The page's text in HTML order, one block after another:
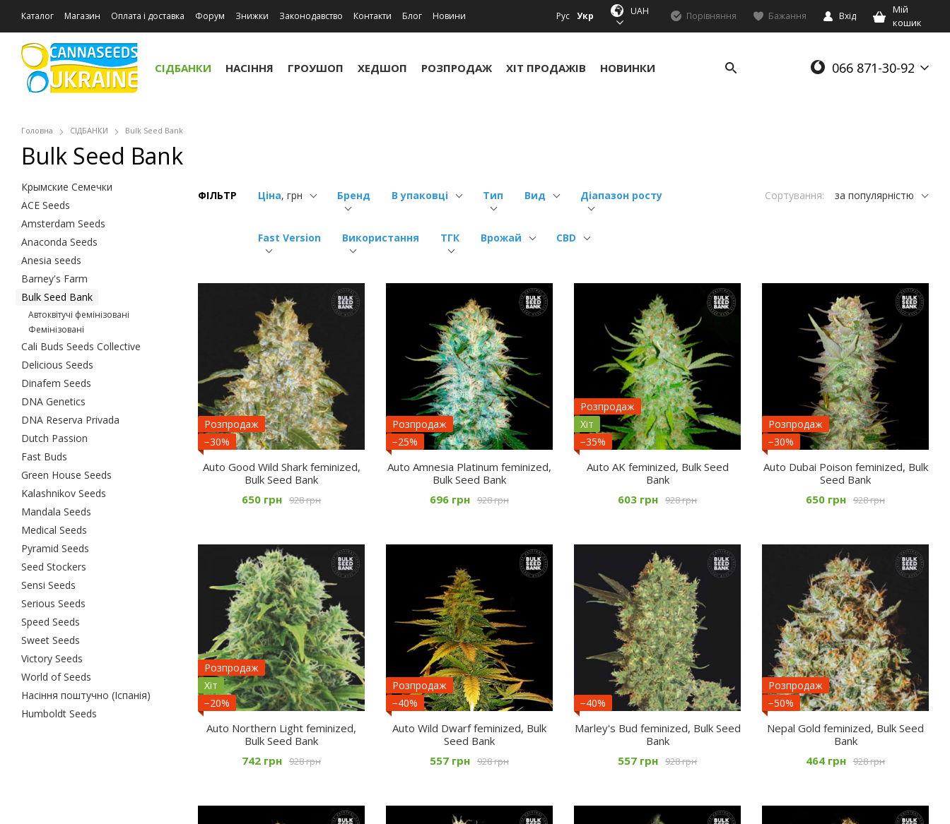
Каталог Магазин Оплата і доставка Форум Знижки Законодавство Контакти Блог
Новини
Рус Укр UAH Порівняння Бажання Вхід
Мій
кошик
СІДБАНКИ НАСІННЯ ГРОУШОП ХЕДШОП РОЗПРОДАЖ ХІТ ПРОДАЖІВ НОВИНКИ 066 871-30-92
Головна СІДБАНКИ Bulk Seed Bank
Bulk Seed Bank
ФІЛЬТР Ціна, грн Бренд В упаковці Тип Вид Діапазон росту
Fast Version Використання ТГК Врожай CBD
Сортування: за популярністю
Розпродаж
−30%
Auto Good Wild Shark feminized,
Bulk Seed Bank
928 грн
650 грн
Розпродаж
−25%
Auto Amnesia Platinum feminized,
Bulk Seed Bank
928 грн
696 грн
Розпродаж
Хіт
−35%
Auto AK feminized, Bulk Seed
Bank
928 грн
603 грн
Розпродаж
−30%
Auto Dubai Poison feminized, Bulk
Seed Bank
928 грн
650 грн
Розпродаж
Хіт
−20%
Auto Northern Light feminized,
Bulk Seed Bank
928 грн
742 грн
Розпродаж
−40%
Auto Wild Dwarf feminized, Bulk
Seed Bank
928 грн
557 грн
−40%
Marley's Bud feminized, Bulk Seed
Bank
928 грн
557 грн
Розпродаж
−50%
Nepal Gold feminized, Bulk Seed
Bank
928 грн
464 грн
Крымские Семечки
ACE Seeds
Amsterdam Seeds
Anaconda Seeds
Anesia seeds
Barney's Farm
Bulk Seed Bank
Автоквітучі фемінізовані
Фемінізовані
Cali Buds Seeds Collective
Delicious Seeds
Dinafem Seeds
DNA Genetics
DNA Reserva Privada
Dutch Passion
Fast Buds
Green House Seeds
Kalashnikov Seeds
Mandala Seeds
Medical Seeds
Pyramid Seeds
Seed Stockers
Sensi Seeds
Serious Seeds
Speed Seeds
Sweet Seeds
Victory Seeds
World of Seeds
Насіння поштучно (Іспанія)
Humboldt Seeds